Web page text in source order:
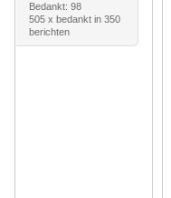
Bedankt: 98
505 x bedankt in 350
berichten